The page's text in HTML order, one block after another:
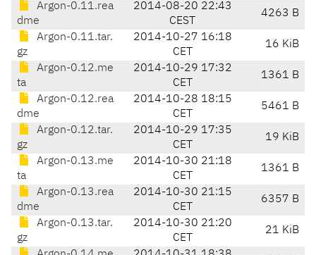
Argon-0.11.rea
dme
2014-08-20 22:43
CEST
4263 B
Argon-0.11.tar.
gz
2014-10-27 16:18
CET
16 KiB
Argon-0.12.me
ta
2014-10-29 17:32
CET
1361 B
Argon-0.12.rea
dme
2014-10-28 18:15
CET
5461 B
Argon-0.12.tar.
gz
2014-10-29 17:35
CET
19 KiB
Argon-0.13.me
ta
2014-10-30 21:18
CET
1361 B
Argon-0.13.rea
dme
2014-10-30 21:15
CET
6357 B
Argon-0.13.tar.
gz
2014-10-30 21:20
CET
21 KiB